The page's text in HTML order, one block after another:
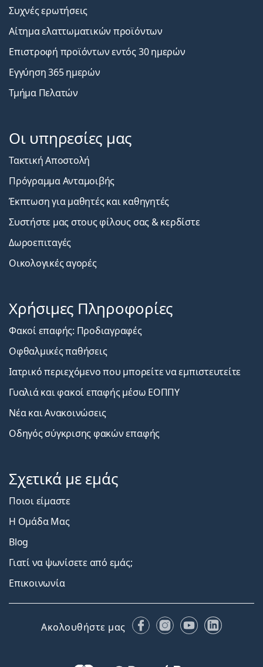
Συχνές ερωτήσεις
Αίτημα ελαττωματικών προϊόντων
Επιστροφή προϊόντων εντός 30 ημερών
Εγγύηση 365 ημερών
Τμήμα Πελατών
Οι υπηρεσίες μας
Τακτική Αποστολή
Πρόγραμμα Ανταμοιβής
Έκπτωση για μαθητές και καθηγητές
Συστήστε μας στους φίλους σας & κερδίστε
Δωροεπιταγές
Οικολογικές αγορές
Χρήσιμες Πληροφορίες
Φακοί επαφής: Προδιαγραφές
Οφθαλμικές παθήσεις
Ιατρικό περιεχόμενο που μπορείτε να εμπιστευτείτε
Γυαλιά και φακοί επαφής μέσω ΕΟΠΠΥ
Νέα και Ανακοινώσεις
Οδηγός σύγκρισης φακών επαφής
Σχετικά με εμάς
Ποιοι είμαστε
Η Ομάδα Μας
Blog
Γιατί να ψωνίσετε από εμάς;
Επικοινωνία
Ακολουθήστε μας FacebookInstagram
YouTubeLinkedIn